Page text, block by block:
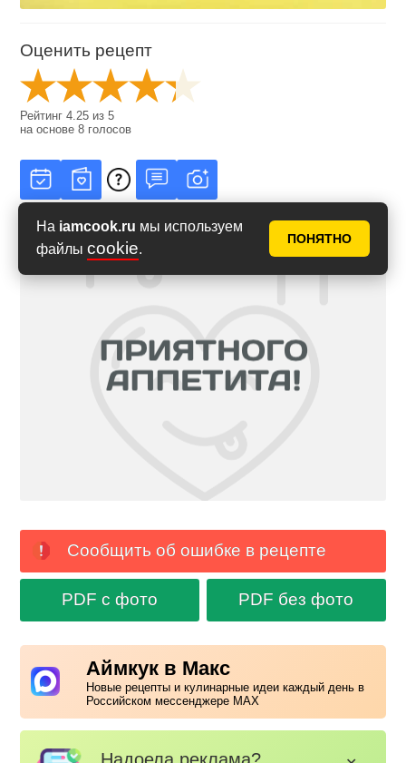
На iamcook.ru мы используем
файлы cookie.
ПОНЯТНО
Оценить рецепт
Рейтинг4.25 из5
на основе8 голосов
Сообщить об ошибке в рецепте
PDF с фото PDF без фото
Аймкук в Макс
Новые рецепты и кулинарные идеи каждый день в
Российском мессенджере MAX